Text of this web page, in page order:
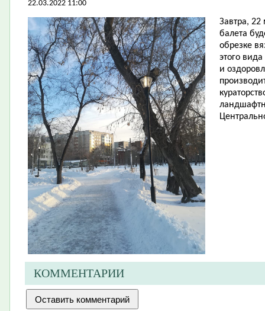
22.03.2022 11:00
Завтра, 22
балета
обрезке
этого
и
КОММЕНТАРИИ